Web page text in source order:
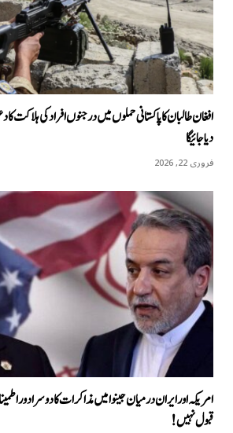
افغان طالبان کا پاکستانی حملوں میں درجنوں افراد کی
دیا جائیگا
فروری 22, 2026
امریکہ اور ایران درمیان جینوا میں مذاکرات کا دوسرا دور
قبول نہیں!